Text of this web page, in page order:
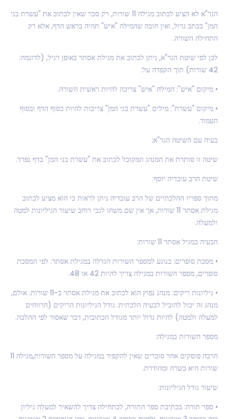
הגר"א לא הציע לכתוב מגילה 11 שורות, רק סבר שאין לכתוב את "עשרת בני
המן" בכתב גדול, ואין חובה שהמילה "איש" תהיה בראש הדף, אלא רק
התחילה השורה.
לכן לפי שיטת הגר"א, ניתן לכתוב את מגילת אסתר באופן רגיל, (לדוגמה:
42 שורות) תוך הקפדה על:
• מיקום "איש": המילה "איש" צריכה להיות ראשית השורה.
• מיקום "עשרת": מילים "עשרת בני המן" צריכות להיות בסוף הדף ובסוף
העמוד.
בעיה עם השיטה הגר"א:
שיטה זו סותרת את המנהג המקובל לכתוב את "עשרת בני המן" בדף נפרד.
שיטת הרב עובדיה יוסף:
מתוך ספריו ההלכתיים של הרב עובדיה ניתן לראות כי הוא מציע לכתוב
מגילת אסתר 11 שורות, אך אין שם משהו לגבי רוחב שיעור הגיליונות למטה
ולמעלה.
הבעיה במגיל אסתר 11 שורות:
• מסכת סופרים: בנוגע למספר השורות הגדלה במגילת אסתר. לפי המסכת
סופרים, מספר השורות במגילה צריך להיות 42 או 48.
• גיליונות ריקים: מנהג נפוץ הוא לכתוב את מגילת אסתר ב-11 שורות. אולם,
מנהג זה יכול להוביל לבעיה הלכתית: גודל הגיליונות הריקים (הרווחים
למעלה ולמטה) להיות גדול יותר מגודל הכתובות, דבר שאסור לפי ההלכה.
מספר השורות במגילה:
הרבה פוסקים אחר סוברים שאין להקפיד במגילה על מספר השורות,מגילה 11
שורות היא כשרה ומהודרת.
שיעור גודל הגיליונות:
• ספר תורה: בכתיבת ספר התורה, לכתחילה צריך להשאיר למעלה גיליון